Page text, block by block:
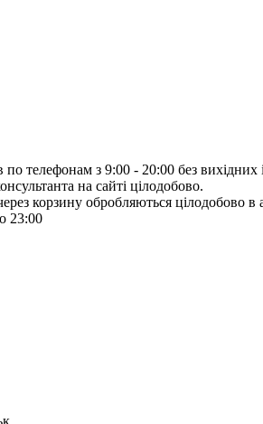
по телефонам з 9:00 - 20:00 без вихідних
на сайті цілодобово.
корзину обробляються цілодобово
23:00